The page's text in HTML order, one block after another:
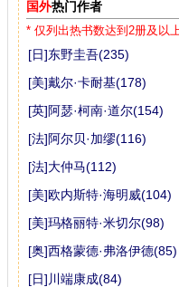
国外热门作者
* 仅列出热书数达到2册及以
[日]东野圭吾(235)
[美]戴尔·卡耐基(178)
[英]阿瑟·柯南·道尔(154)
[法]阿尔贝·加缪(116)
[法]大仲马(112)
[美]欧内斯特·海明威(104)
[美]玛格丽特·米切尔(98)
[奥]西格蒙德·弗洛伊德(85)
[日]川端康成(84)